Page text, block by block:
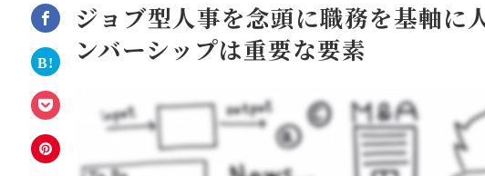
ジョブ型人事を念頭に職務を基軸に
ンバーシップは重要な要素